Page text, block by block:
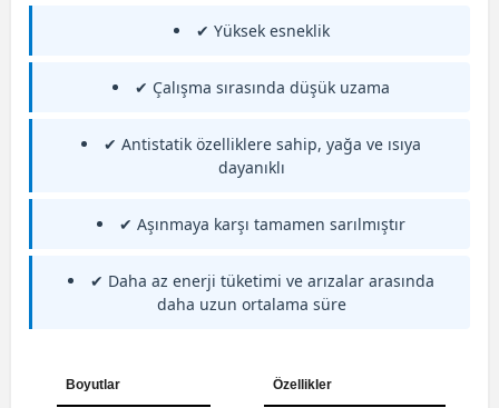
✔ Yüksek esneklik
✔ Çalışma sırasında düşük uzama
✔ Antistatik özelliklere sahip, yağa ve ısıya
dayanıklı
✔ Aşınmaya karşı tamamen sarılmıştır
✔ Daha az enerji tüketimi ve arızalar arasında
daha uzun ortalama süre
Boyutlar Özellikler